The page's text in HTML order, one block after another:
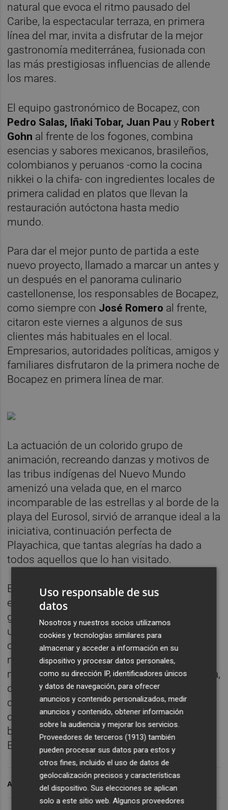
natural que evoca el ritmo pausado del
Caribe, la espectacular terraza, en primera
línea del mar, invita a disfrutar de la mejor
gastronomía mediterránea, fusionada con
las más prestigiosas influencias de allende
los mares.
El equipo gastronómico de Bocapez, con
Pedro Salas, Iñaki Tobar, Juan Pauy Robert
Gohn al frente de los fogones, combina
esencias y sabores mexicanos, brasileños,
colombianos y peruanos -como la cocina
nikkei o la chifa- con ingredientes locales de
primera calidad en platos que llevan la
restauración autóctona hasta medio
mundo.
Para dar el mejor punto de partida a este
nuevo proyecto, llamado a marcar un antes y
un después en el panorama culinario
castellonense, los responsables de Bocapez,
como siempre con José Romero al frente,
citaron este viernes a algunos de sus
clientes más habituales en el local.
Empresarios, autoridades políticas, amigos y
familiares disfrutaron de la primera noche de
Bocapez en primera línea de mar.
La actuación de un colorido grupo de
animación, recreando danzas y motivos de
las tribus indígenas del Nuevo Mundo
amenizó una velada que, en el marco
incomparable de las estrellas y al borde de la
playa del Eurosol, sirvió de arranque ideal a la
iniciativa, continuación perfecta de
Playachica, que tantas alegrías ha dado a
todos aquellos que lo han visitado.
El local, perfecto también para celebrar
eventos, cuenta, como es habitual en el
grupo, con una bodega esmerada, en la que
una cuidada selección de cervezas, vinos,
cavas y champagnes permite maridar la
mejor gastronomía con caldos de las
mejores procedencias. Además, la coctelería,
que tiene un espacio central en el proyecto,
con la barra presidiendo la terraza y en el
centro de la palapa, permite poner el mejor
broche a las fantásticas cenas de verano en
Benicàssim... o iniciarlas.
ARCHIVADO EN
Uso responsable de sus
datos
Nosotros y nuestros socios utilizamos
cookies y tecnologías similares para
almacenar y acceder a información en su
dispositivo y procesar datos personales,
como su dirección IP, identificadores únicos
y datos de navegación, para ofrecer
anuncios y contenido personalizados, medir
anuncios y contenido, obtener información
sobre la audiencia y mejorar los servicios.
Proveedores de terceros (1913) también
pueden procesar sus datos para estos y
otros fines, incluido el uso de datos de
geolocalización precisos y características
del dispositivo. Sus elecciones se aplican
solo a este sitio web. Algunos proveedores